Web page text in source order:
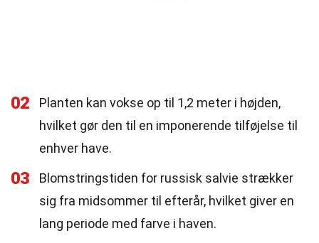
02
Planten kan vokse op til 1,2 meter i højden,
hvilket gør den til en imponerende tilføjelse til
enhver have.
03
Blomstringstiden for russisk salvie strækker
sig fra midsommer til efterår, hvilket giver en
lang periode med farve i haven.